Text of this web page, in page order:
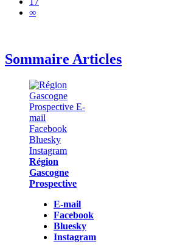
∞
Sommaire Articles
Région
Gascogne
Prospective
E-mail
Facebook
Bluesky
Instagram